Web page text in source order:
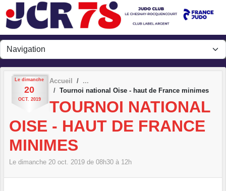
Le dimanche
20
OCT. 2019
Accueil
Tournoi national Oise - haut de France minimes
TOURNOI NATIONAL
OISE - HAUT DE FRANCE
MINIMES
Le dimanche 20 oct. 2019 de 08h30 à 12h
Panneau de gestion des cookies